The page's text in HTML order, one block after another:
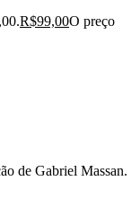
R$99,00O preço